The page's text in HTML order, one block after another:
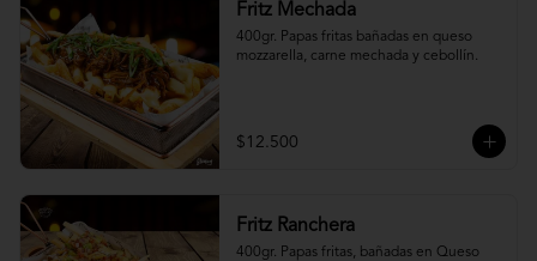
Fritz Mechada
400gr. Papas fritas bañadas en queso
mozzarella, carne mechada y cebollín.
$12.500
Fritz Ranchera
400gr. Papas fritas, bañadas en Queso